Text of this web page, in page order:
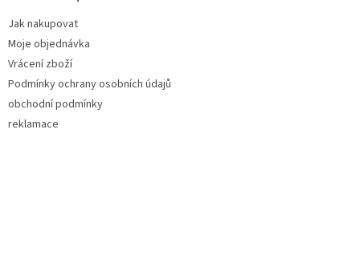
Jak nakupovat
Moje objednávka
Vrácení zboží
Podmínky ochrany osobních údajů
obchodní podmínky
reklamace